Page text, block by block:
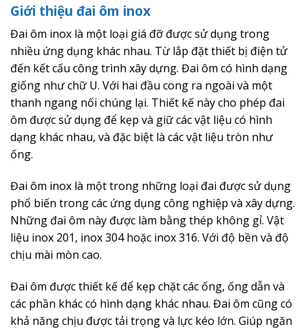
Giới thiệu đai ôm inox
Đai ôm inox là một loại giá đỡ được sử dụng trong
nhiều ứng dụng khác nhau. Từ lắp đặt thiết bị điện tử
đến kết cấu công trình xây dựng. Đai ôm có hình dạng
giống như chữ U. Với hai đầu cong ra ngoài và một
thanh ngang nối chúng lại. Thiết kế này cho phép đai
ôm được sử dụng để kẹp và giữ các vật liệu có hình
dạng khác nhau, và đặc biệt là các vật liệu tròn như
ống.
Đai ôm inox là một trong những loại đai được sử dụng
phổ biến trong các ứng dụng công nghiệp và xây dựng.
Những đai ôm này được làm bằng thép không gỉ. Vật
liệu inox 201, inox 304 hoặc inox 316. Với độ bền và độ
chịu mài mòn cao.
Đai ôm được thiết kế để kẹp chặt các ống, ống dẫn và
các phần khác có hình dạng khác nhau. Đai ôm cũng có
khả năng chịu được tải trọng và lực kéo lớn. Giúp ngăn